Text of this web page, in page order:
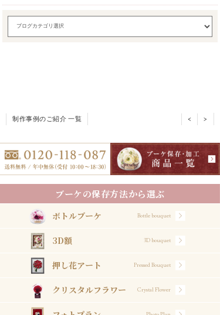
制作事例のご紹介 一覧 < >
ブーケの保存方法から選ぶ
ボトルブーケ Bottle bouquet
3D額 3D bouquet
押し花アート Pressed Bouquet
クリスタルフラワー Crystal Flower